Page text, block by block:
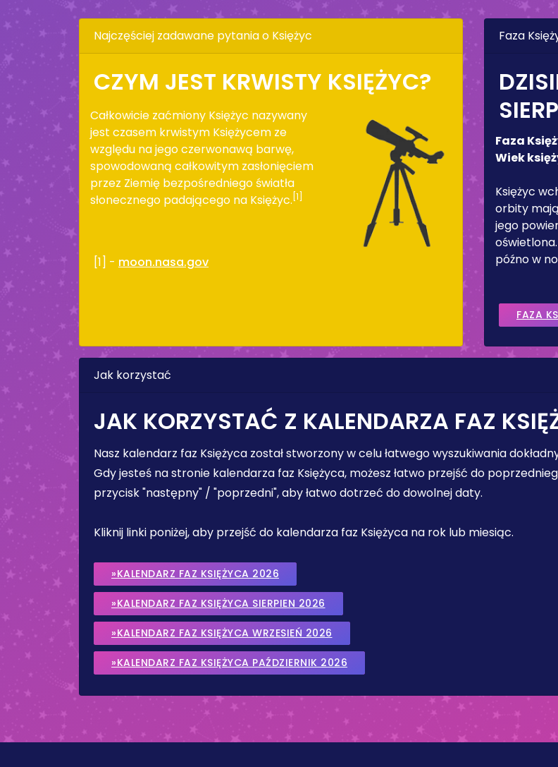
Najczęściej zadawane pytania o Księżyc
CZYM JEST KRWISTY KSIĘŻYC?
Całkowicie zaćmiony Księżyc nazywany
jest czasem krwistym Księżycem ze
względu na jego czerwonawą barwę,
spowodowaną całkowitym zasłonięciem
przez Ziemię bezpośredniego światła
słonecznego padającego na Księżyc. [1]
[1] - moon.nasa.gov
Faza
Faza
Wiek
Księżyc
orbity
jego
późno w
FAZA
Jak korzystać
JAK KORZYSTAĆ Z KALENDARZA FAZ
Nasz kalendarz faz Księżyca został stworzony w celu łatwego wyszukiwania
Gdy jesteś na stronie kalendarza faz Księżyca, możesz łatwo przejść do
przycisk "następny" / "poprzedni", aby łatwo dotrzeć do dowolnej daty.
Kliknij linki poniżej, aby przejść do kalendarza faz Księżyca na rok lub miesiąc.
»KALENDARZ FAZ KSIĘŻYCA 2026
»KALENDARZ FAZ KSIĘŻYCA SIERPIEN 2026
»KALENDARZ FAZ KSIĘŻYCA WRZESIEŃ 2026
»KALENDARZ FAZ KSIĘŻYCA PAŹDZIERNIK 2026